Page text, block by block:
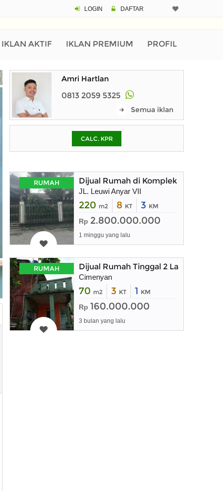
LOGIN DAFTAR
IKLAN AKTIF IKLAN PREMIUM PROFILPinjaman (PIN)
pada kotak-
Amri Hartlan
0813 2059 5325
Semua iklan
CALC. KPR
RUMAH Dijual Rumah di Komplek Leuwi
JL. Leuwi Anyar VII
220 m2 8 KT 3 KM
Rp 2.800.000.000
1 minggu yang lalu
RUMAH Dijual Rumah Tinggal 2 Lantai
Cimenyan
70 m2 3 KT 1 KM
Rp 160.000.000
3 bulan yang lalu